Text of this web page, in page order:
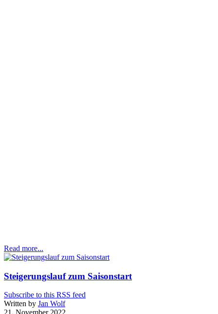
Read more...
Steigerungslauf zum Saisonstart
Subscribe to this RSS feed
Written by Jan Wolf